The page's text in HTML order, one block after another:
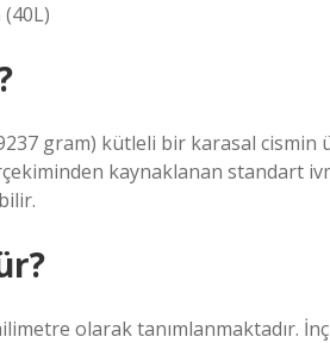
gram) kütleli bir karasal cismin
kaynaklanan standart
olarak tanımlanmaktadır.